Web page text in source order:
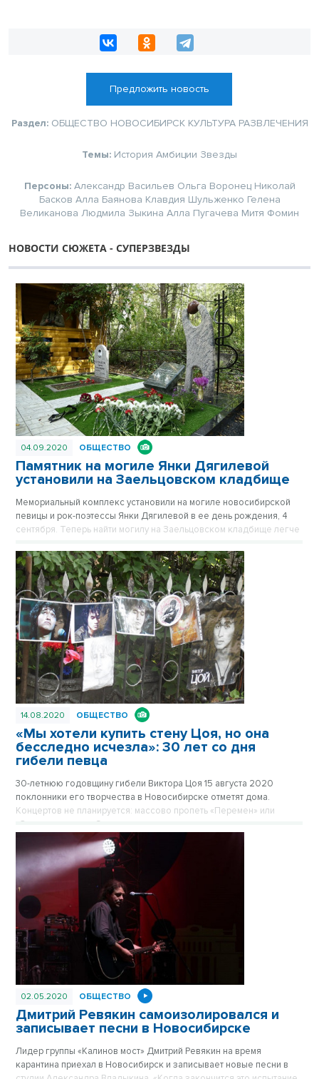
Предложить новость
Раздел: ОБЩЕСТВО НОВОСИБИРСК КУЛЬТУРА РАЗВЛЕЧЕНИЯ
Темы: История Амбиции Звезды
Персоны: Александр Васильев Ольга Воронец Николай
Басков Алла Баянова Клавдия Шульженко Гелена
Великанова Людмила Зыкина Алла Пугачева Митя Фомин
НОВОСТИ СЮЖЕТА - СУПЕРЗВЕЗДЫ
04.09.2020 ОБЩЕСТВО
Памятник на могиле Янки Дягилевой
установили на Заельцовском кладбище
Мемориальный комплекс установили на могиле новосибирской
певицы и рок-поэтессы Янки Дягилевой в ее день рождения, 4
сентября. Теперь найти могилу на Заельцовском кладбище легче
14.08.2020 ОБЩЕСТВО
«Мы хотели купить стену Цоя, но она
бесследно исчезла»: 30 лет со дня
гибели певца
30-летнюю годовщину гибели Виктора Цоя 15 августа 2020
поклонники его творчества в Новосибирске отметят дома.
Концертов не планируется: массово пропеть «Перемен» или
«Звезду по имени Солнце» в этом году не даст коронавирус.
Некуда и прийти помолчать. Подвалов и стен с надписями «Цой
жив» в столице Сибири сейчас не найти. А ведь певец трижды
выступал в Новосибирске.
02.05.2020 ОБЩЕСТВО
Дмитрий Ревякин самоизолировался и
записывает песни в Новосибирске
Лидер группы «Калинов мост» Дмитрий Ревякин на время
карантина приехал в Новосибирск и записывает новые песни в